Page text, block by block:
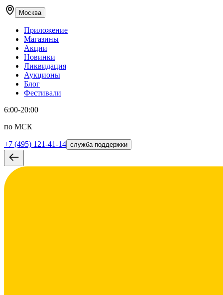
Москва
Приложение
Магазины
Акции
Новинки
Ликвидация
Аукционы
Блог
Фестивали
6:00-20:00
по МСК
+7 (495) 121-41-14 служба поддержки